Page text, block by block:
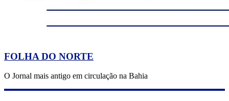
FOLHA DO NORTE
O Jornal mais antigo em circulação na Bahia